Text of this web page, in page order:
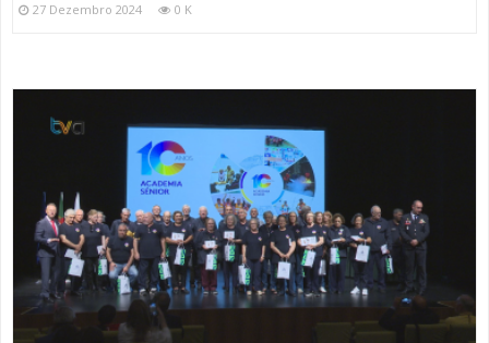
27 Dezembro 2024 0 K